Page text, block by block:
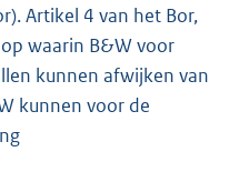
Artikel 4 van het Bor,
waarin B&W voor
kunnen afwijken van
kunnen voor de